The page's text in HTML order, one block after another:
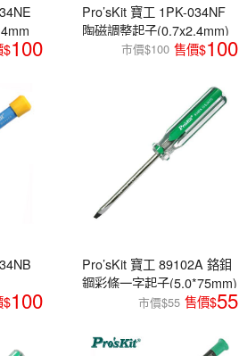
100
Pro’sKit 寶工 1PK-034NF
陶磁調整起子(0.7x2.4mm)
市價$100 100
100
Pro’sKit 寶工 89102A 鉻鉬
鋼彩條一字起子(5.0*75mm)
市價$55 55